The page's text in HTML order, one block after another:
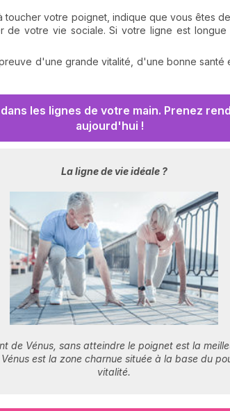
toucher votre poignet, indique que vous êtes
de votre vie sociale. Si votre ligne est
d'une grande vitalité, d'une bonne
les lignes de votre main. Prenez
aujourd'hui !
La ligne de vie idéale ?
de Vénus, sans atteindre le poignet est la
est la zone charnue située à la base du
vitalité.